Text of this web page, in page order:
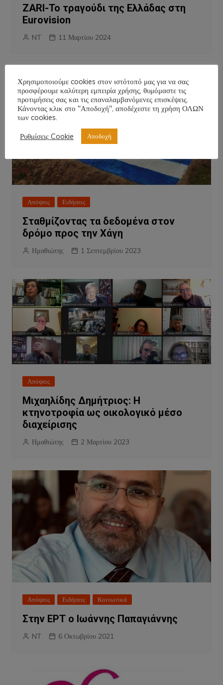
ZARI-Το τραγούδι της Ελλάδας στη
Eurovision
NT 11 Μαρτίου 2024
Απόψεις Ειδήσεις
Σταθμίζοντας τα δεδομένα στον
δρόμο προς την Χάγη
Ημαθιώτης 1 Σεπτεμβρίου 2023
Απόψεις
Μιχαηλίδης Δημήτριος: Η
κτηνοτροφία ως οικολογικό μέσο
διαχείρισης
Ημαθιώτης 2 Μαρτίου 2023
Απόψεις Ειδήσεις Κοινωνικά
Στην ΕΡΤ ο Ιωάννης Παπαγιάννης
NT 6 Οκτωβρίου 2021
Χρησιμοποιούμε cookies στον ιστότοπό μας για να σας
προσφέρουμε καλύτερη εμπειρία χρήσης, θυμόμαστε τις
προτιμήσεις σας και τις επαναλαμβανόμενες επισκέψεις.
Κάνοντας κλικ στο "Αποδοχή", αποδέχεστε τη χρήση ΟΛΩΝ
των cookies.
Ρυθμίσεις Cookie
Αποδοχή